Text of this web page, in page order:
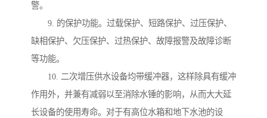
警。
9. 的保护功能。过载保护、短路保护、过压保护、
缺相保护、欠压保护、过热保护、故障报警及故障诊断
等功能。
10. 二次增压供水设备均带缓冲器，这样除具有缓冲
作用外，并兼有减弱以至消除水锤的影响，从而大大延
长设备的使用寿命。对于有高位水箱和地下水池的设